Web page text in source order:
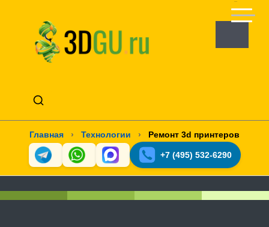
Главная › Технологии › Ремонт 3d принтеров
+7 (495) 532-6290